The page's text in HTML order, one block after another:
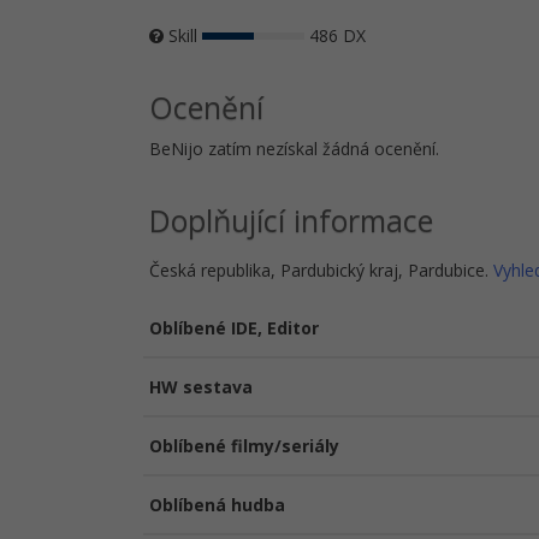
Skill 486 DX
Ocenění
BeNijo zatím nezískal žádná ocenění.
Doplňující informace
Česká republika, Pardubický kraj, Pardubice.
Oblíbené IDE, Editor
HW sestava
Oblíbené filmy/seriály
Oblíbená hudba